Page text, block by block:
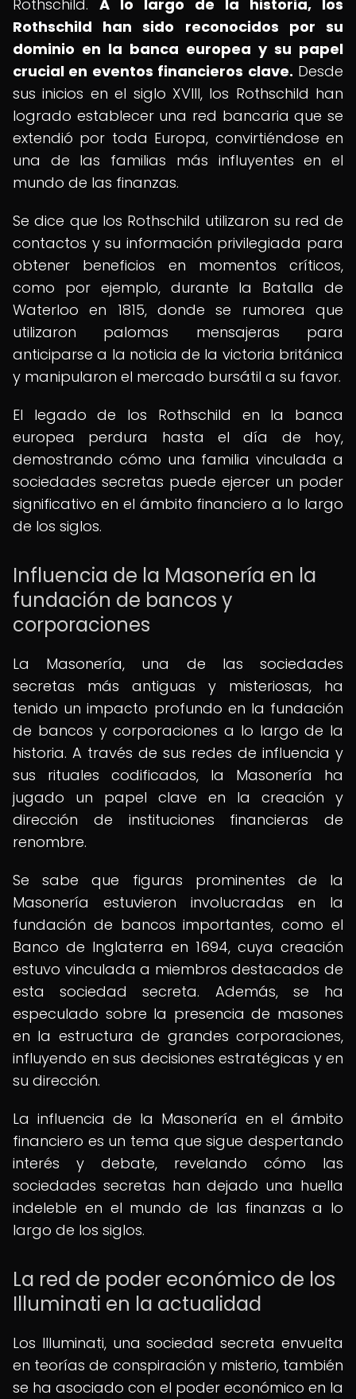
Rothschild. A lo largo de la historia, los
Rothschild han sido reconocidos por su
dominio en la banca europea y su papel
crucial en eventos financieros clave. Desde
sus inicios en el siglo XVIII, los Rothschild han
logrado establecer una red bancaria que se
extendió por toda Europa, convirtiéndose en
una de las familias más influyentes en el
mundo de las finanzas.
Se dice que los Rothschild utilizaron su red de
contactos y su información privilegiada para
obtener beneficios en momentos críticos,
como por ejemplo, durante la Batalla de
Waterloo en 1815, donde se rumorea que
utilizaron palomas mensajeras para
anticiparse a la noticia de la victoria británica
y manipularon el mercado bursátil a su favor.
El legado de los Rothschild en la banca
europea perdura hasta el día de hoy,
demostrando cómo una familia vinculada a
sociedades secretas puede ejercer un poder
significativo en el ámbito financiero a lo largo
de los siglos.
Influencia de la Masonería en la
fundación de bancos y
corporaciones
La Masonería, una de las sociedades
secretas más antiguas y misteriosas, ha
tenido un impacto profundo en la fundación
de bancos y corporaciones a lo largo de la
historia. A través de sus redes de influencia y
sus rituales codificados, la Masonería ha
jugado un papel clave en la creación y
dirección de instituciones financieras de
renombre.
Se sabe que figuras prominentes de la
Masonería estuvieron involucradas en la
fundación de bancos importantes, como el
Banco de Inglaterra en 1694, cuya creación
estuvo vinculada a miembros destacados de
esta sociedad secreta. Además, se ha
especulado sobre la presencia de masones
en la estructura de grandes corporaciones,
influyendo en sus decisiones estratégicas y en
su dirección.
La influencia de la Masonería en el ámbito
financiero es un tema que sigue despertando
interés y debate, revelando cómo las
sociedades secretas han dejado una huella
indeleble en el mundo de las finanzas a lo
largo de los siglos.
La red de poder económico de los
Illuminati en la actualidad
Los Illuminati, una sociedad secreta envuelta
en teorías de conspiración y misterio, también
se ha asociado con el poder económico en la